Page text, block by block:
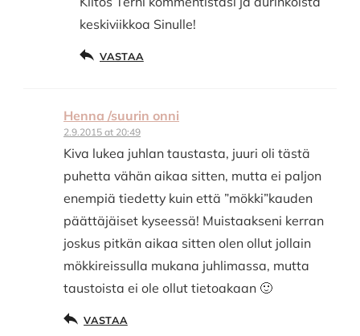
keskiviikkoa Sinulle!
VASTAA
Henna /suurin onni
2.9.2015 at 20:49
Kiva lukea juhlan taustasta, juuri oli tästä
puhetta vähän aikaa sitten, mutta ei paljon
enempiä tiedetty kuin että ”mökki”kauden
päättäjäiset kyseessä! Muistaakseni kerran
joskus pitkän aikaa sitten olen ollut jollain
mökkireissulla mukana juhlimassa, mutta
taustoista ei ole ollut tietoakaan 🙂
VASTAA